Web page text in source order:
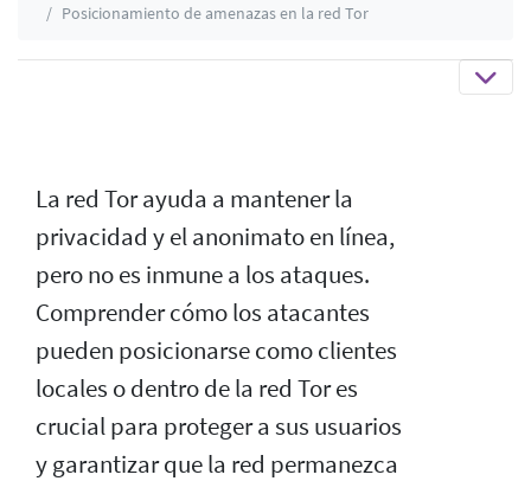
Posicionamiento de amenazas en la red Tor
La red Tor ayuda a mantener la
privacidad y el anonimato en línea,
pero no es inmune a los ataques.
Comprender cómo los atacantes
pueden posicionarse como clientes
locales o dentro de la red Tor es
crucial para proteger a sus usuarios
y garantizar que la red permanezca